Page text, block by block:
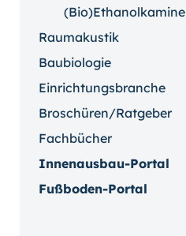
(Bio)Ethanolkamine
Raumakustik
Baubiologie
Einrichtungsbranche
Broschüren/Ratgeber
Fachbücher
Innenausbau-Portal
Fußboden-Portal